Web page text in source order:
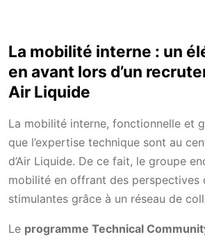
La mobilité interne : un
en avant lors d’un
Air Liquide
La mobilité interne, fonctionnelle et
que l’expertise technique sont au
d’Air Liquide. De ce fait, le groupe
mobilité en offrant des perspectives
stimulantes grâce à un réseau de
Le programme Technical